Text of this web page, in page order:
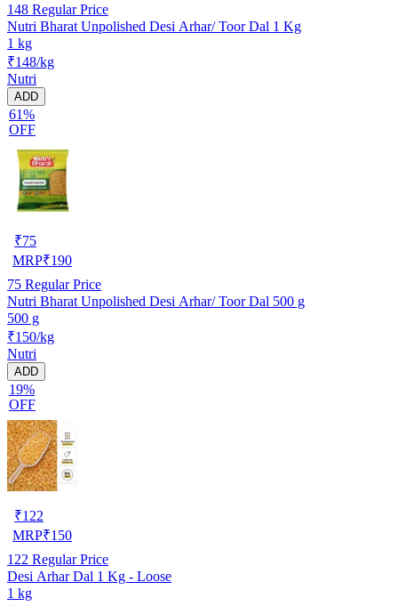
148 Regular Price
Nutri Bharat Unpolished Desi Arhar/ Toor Dal 1 Kg
1 kg
₹148/kg
Nutri
ADD
61%
OFF
₹75
MRP₹190
75 Regular Price
Nutri Bharat Unpolished Desi Arhar/ Toor Dal 500 g
500 g
₹150/kg
Nutri
ADD
19%
OFF
₹122
MRP₹150
122 Regular Price
Desi Arhar Dal 1 Kg - Loose
1 kg